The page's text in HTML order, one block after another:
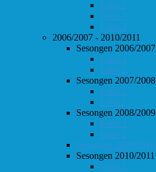
Follo 2
Follo 3
Follo 4
2006/2007 - 2010/2011
Sesongen 2006/2007
Follo 1
Follo 2
Sesongen 2007/2008
Follo 1
Follo 2
Sesongen 2008/2009
Follo 1
Follo 2
Sesongen 2009/2010
Sesongen 2010/2011
Follo 1